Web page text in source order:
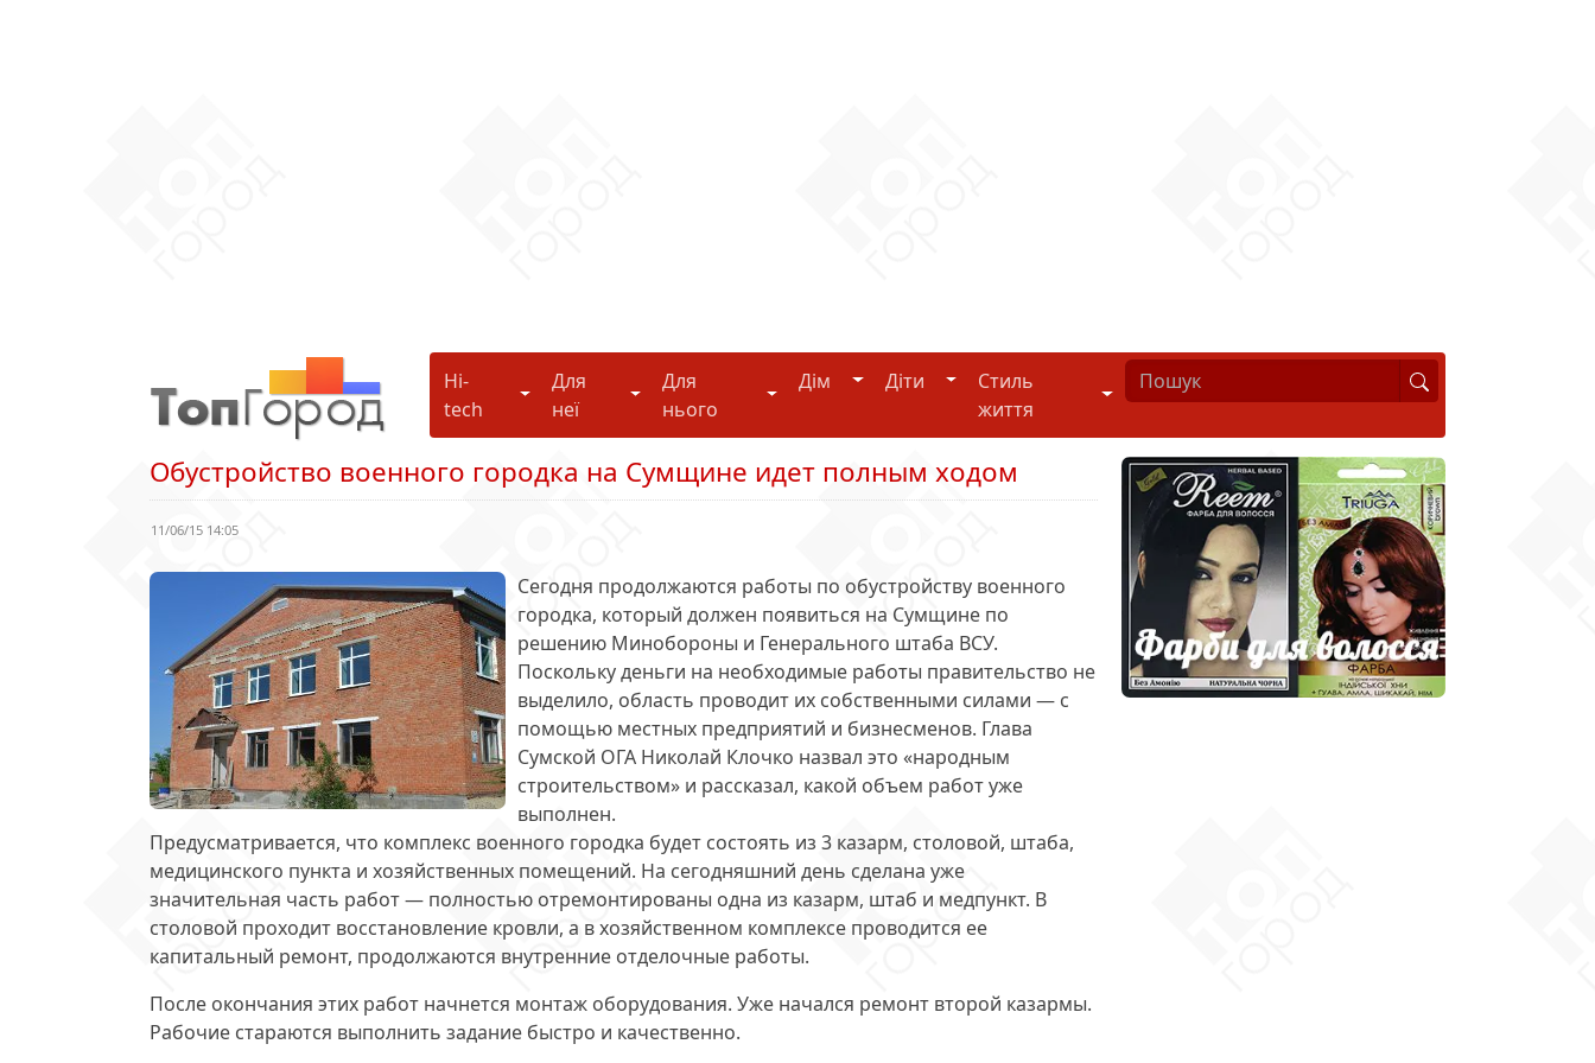
Hi-
tech
Hi-tech
Для
неї
Для неї
Для
нього
Для нього
Дім Дім Діти ДітиСтиль
життя
Стиль життя
Обустройство военного городка на Сумщине идет полным ходом
11/06/15 14:05
Сегодня продолжаются работы по обустройству военного
городка, который должен появиться на Сумщине по
решению Минобороны и Генерального штаба ВСУ.
Поскольку деньги на необходимые работы правительство не
выделило, область проводит их собственными силами — с
помощью местных предприятий и бизнесменов. Глава
Сумской ОГА Николай Клочко назвал это «народным
строительством» и рассказал, какой объем работ уже
выполнен.
Предусматривается, что комплекс военного городка будет состоять из 3 казарм, столовой, штаба,
медицинского пункта и хозяйственных помещений. На сегодняшний день сделана уже
значительная часть работ— полностью отремонтированы одна из казарм, штаб и медпункт. В
столовой проходит восстановление кровли, а в хозяйственном комплексе проводится ее
капитальный ремонт, продолжаются внутренние отделочные работы.
После окончания этих работ начнется монтаж оборудования. Уже начался ремонт второй казармы.
Рабочие стараются выполнить задание быстро и качественно.